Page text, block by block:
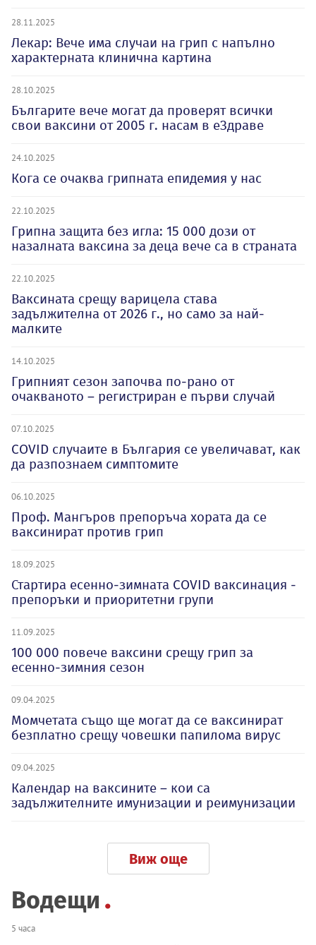
28.11.2025
Лекар: Вече има случаи на грип с напълно
характерната клинична картина
28.10.2025
Българите вече могат да проверят всички
свои ваксини от 2005 г. насам в еЗдраве
24.10.2025
Кога се очаква грипната епидемия у нас
22.10.2025
Грипна защита без игла: 15 000 дози от
назалната ваксина за деца вече са в страната
22.10.2025
Ваксината срещу варицела става
задължителна от 2026 г., но само за най-
малките
14.10.2025
Грипният сезон започва по-рано от
очакваното – регистриран е първи случай
07.10.2025
COVID случаите в България се увеличават, как
да разпознаем симптомите
06.10.2025
Проф. Мангъров препоръча хората да се
ваксинират против грип
18.09.2025
Стартира есенно-зимната COVID ваксинация -
препоръки и приоритетни групи
11.09.2025
100 000 повече ваксини срещу грип за
есенно-зимния сезон
09.04.2025
Момчетата също ще могат да се ваксинират
безплатно срещу човешки папилома вирус
09.04.2025
Календар на ваксините – кои са
задължителните имунизации и реимунизации
Виж още
Водещи
5 часа